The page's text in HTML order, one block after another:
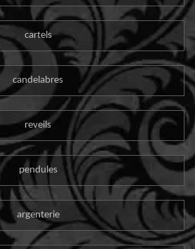
cartels
candelabres
reveils
pendules
argenterie